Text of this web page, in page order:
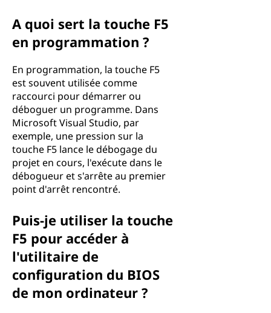
A quoi sert la touche F5
en programmation ?
En programmation, la touche F5
est souvent utilisée comme
raccourci pour démarrer ou
déboguer un programme. Dans
Microsoft Visual Studio, par
exemple, une pression sur la
touche F5 lance le débogage du
projet en cours, l'exécute dans le
débogueur et s'arrête au premier
point d'arrêt rencontré.
Puis-je utiliser la touche
F5 pour accéder à
l'utilitaire de
configuration du BIOS
de mon ordinateur ?